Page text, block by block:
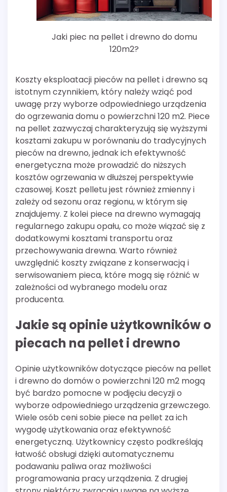
Jaki piec na pellet i drewno do domu
120m2?
Koszty eksploatacji pieców na pellet i drewno są
istotnym czynnikiem, który należy wziąć pod
uwagę przy wyborze odpowiedniego urządzenia
do ogrzewania domu o powierzchni 120 m2. Piece
na pellet zazwyczaj charakteryzują się wyższymi
kosztami zakupu w porównaniu do tradycyjnych
pieców na drewno, jednak ich efektywność
energetyczna może prowadzić do niższych
kosztów ogrzewania w dłuższej perspektywie
czasowej. Koszt pelletu jest również zmienny i
zależy od sezonu oraz regionu, w którym się
znajdujemy. Z kolei piece na drewno wymagają
regularnego zakupu opału, co może wiązać się z
dodatkowymi kosztami transportu oraz
przechowywania drewna. Warto również
uwzględnić koszty związane z konserwacją i
serwisowaniem pieca, które mogą się różnić w
zależności od wybranego modelu oraz
producenta.
Jakie są opinie użytkowników o
piecach na pellet i drewno
Opinie użytkowników dotyczące pieców na pellet
i drewno do domów o powierzchni 120 m2 mogą
być bardzo pomocne w podjęciu decyzji o
wyborze odpowiedniego urządzenia grzewczego.
Wiele osób ceni sobie piece na pellet za ich
wygodę użytkowania oraz efektywność
energetyczną. Użytkownicy często podkreślają
łatwość obsługi dzięki automatycznemu
podawaniu paliwa oraz możliwości
programowania pracy urządzenia. Z drugiej